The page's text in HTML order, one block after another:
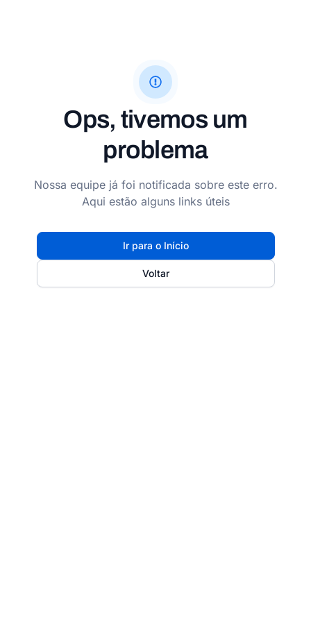
Ops, tivemos um
problema
Nossa equipe já foi notificada sobre este erro.
Aqui estão alguns links úteis
Ir para o Início
Voltar